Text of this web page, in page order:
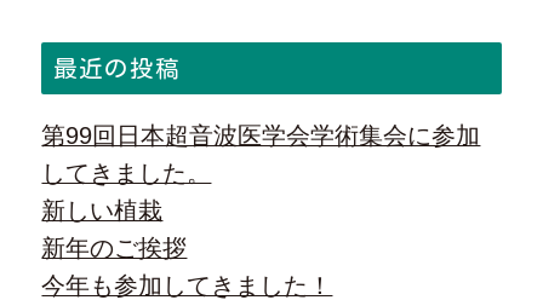
最近の投稿
第99回日本超音波医学会学術集会に参加
してきました。
新しい植栽
新年のご挨拶
今年も参加してきました！